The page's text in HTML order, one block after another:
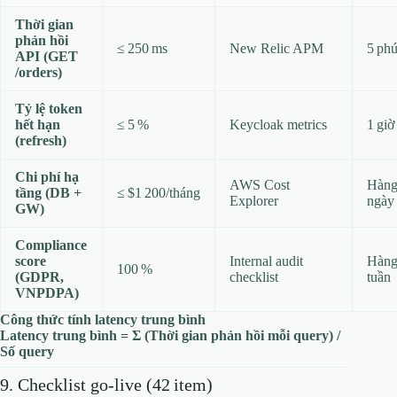
Thời gian
phản hồi
API (GET
/orders)
≤ 250 ms New Relic APM 5
Tỷ lệ token
hết hạn
(refresh)
≤ 5 % Keycloak metrics 1 giờ
Chi phí hạ
tầng (DB +
GW)
≤ $1 200/tháng
AWS Cost
Explorer
Hàng
ngày
Compliance
score
(GDPR,
VNPDPA)
100 %
Internal audit
checklist
Hàng
tuần
Công thức tính latency trung bình
Latency trung bình = Σ (Thời gian phản hồi mỗi query) /
Số query
9. Checklist go‑live (42 item)